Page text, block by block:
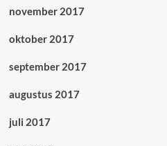
november 2017
oktober 2017
september 2017
augustus 2017
juli 2017